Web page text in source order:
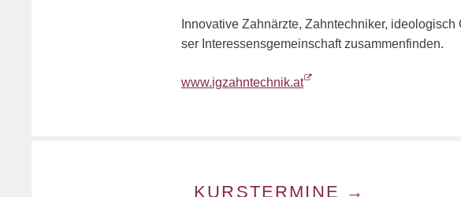
In­no­va­ti­ve Zahn­ärz­te, Zahn­tech­ni­ker,
ser In­ter­es­sens­ge­mein­schaft zu­sam­men­fin­den.
www.​igz​ahnt​echn​ik.​at
KURSTERMINE